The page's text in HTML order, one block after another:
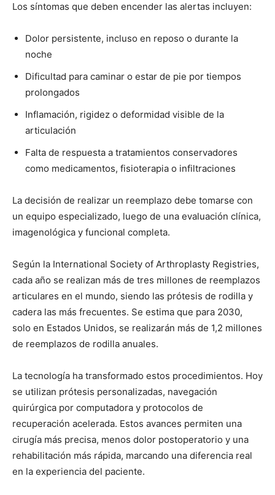
Los síntomas que deben encender las alertas incluyen:
Dolor persistente, incluso en reposo o durante la
noche
Dificultad para caminar o estar de pie por tiempos
prolongados
Inflamación, rigidez o deformidad visible de la
articulación
Falta de respuesta a tratamientos conservadores
como medicamentos, fisioterapia o infiltraciones
La decisión de realizar un reemplazo debe tomarse con
un equipo especializado, luego de una evaluación clínica,
imagenológica y funcional completa.
Según la International Society of Arthroplasty Registries,
cada año se realizan más de tres millones de reemplazos
articulares en el mundo, siendo las prótesis de rodilla y
cadera las más frecuentes. Se estima que para 2030,
solo en Estados Unidos, se realizarán más de 1,2 millones
de reemplazos de rodilla anuales.
La tecnología ha transformado estos procedimientos. Hoy
se utilizan prótesis personalizadas, navegación
quirúrgica por computadora y protocolos de
recuperación acelerada. Estos avances permiten una
cirugía más precisa, menos dolor postoperatorio y una
rehabilitación más rápida, marcando una diferencia real
en la experiencia del paciente.